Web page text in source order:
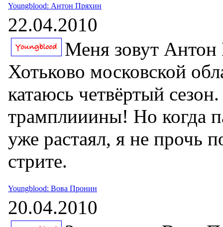
Youngblood: Антон Пряхин
22.04.2010
Меня зовут Антон
Хотьково московской
катаюсь четвёртый
трамплииины! Но когда
уже растаял, я не прочь
стрите.
Youngblood: Вова Пронин
20.04.2010